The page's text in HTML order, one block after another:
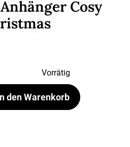
Cosy
Vorrätig
den Warenkorb